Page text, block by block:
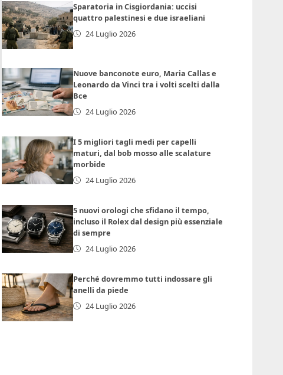
Sparatoria in Cisgiordania: uccisi
quattro palestinesi e due israeliani
24 Luglio 2026
Nuove banconote euro, Maria Callas e
Leonardo da Vinci tra i volti scelti dalla
Bce
24 Luglio 2026
I 5 migliori tagli medi per capelli
maturi, dal bob mosso alle scalature
morbide
24 Luglio 2026
5 nuovi orologi che sfidano il tempo,
incluso il Rolex dal design più essenziale
di sempre
24 Luglio 2026
Perché dovremmo tutti indossare gli
anelli da piede
24 Luglio 2026